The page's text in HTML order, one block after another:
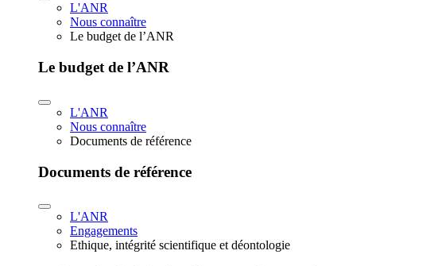
L'ANR
Nous connaître
Le budget de l’ANR
Le budget de l’ANR
L'ANR
Nous connaître
Documents de référence
Documents de référence
L'ANR
Engagements
Ethique, intégrité scientifique et déontologie